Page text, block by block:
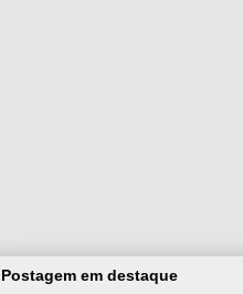
Postagem em destaque